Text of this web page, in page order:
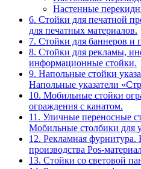
Настенные
6. Стойки для печатной
для печатных материалов.
7. Стойки для баннеров и
8. Стойки для рекламы,
информационные стойки.
9. Напольные стойки
Напольные указатели
10. Мобильные стойки
ограждения с канатом.
11. Уличные переносные
Мобильные столбики для
12. Рекламная
производства Pos-
13. Стойки со световой